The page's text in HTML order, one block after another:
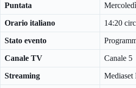
Puntata
Orario italiano 14:20
Stato evento
Canale TV Canale 5
Streaming